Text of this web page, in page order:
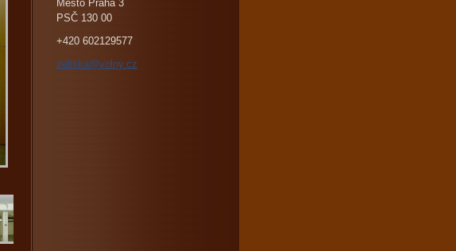
Město Praha 3
PSČ 130 00
+420 602129577
zeliska@volny.cz